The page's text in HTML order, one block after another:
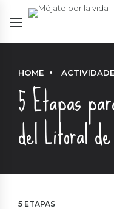
HOME
5 Etapas
del Litoral
5 ETAPAS